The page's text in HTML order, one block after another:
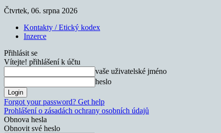
Čtvrtek, 06. srpna 2026
Kontakty / Etický kodex
Inzerce
Přihlásit se
Vítejte! přihlášení k účtu
vaše uživatelské jméno
heslo
Forgot your password? Get help
Prohlášení o zásadách ochrany osobních údajů
Obnova hesla
Obnovit své heslo